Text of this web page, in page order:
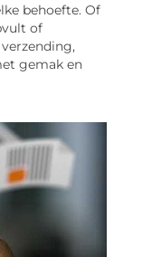
behoefte. Of
of
gemak en